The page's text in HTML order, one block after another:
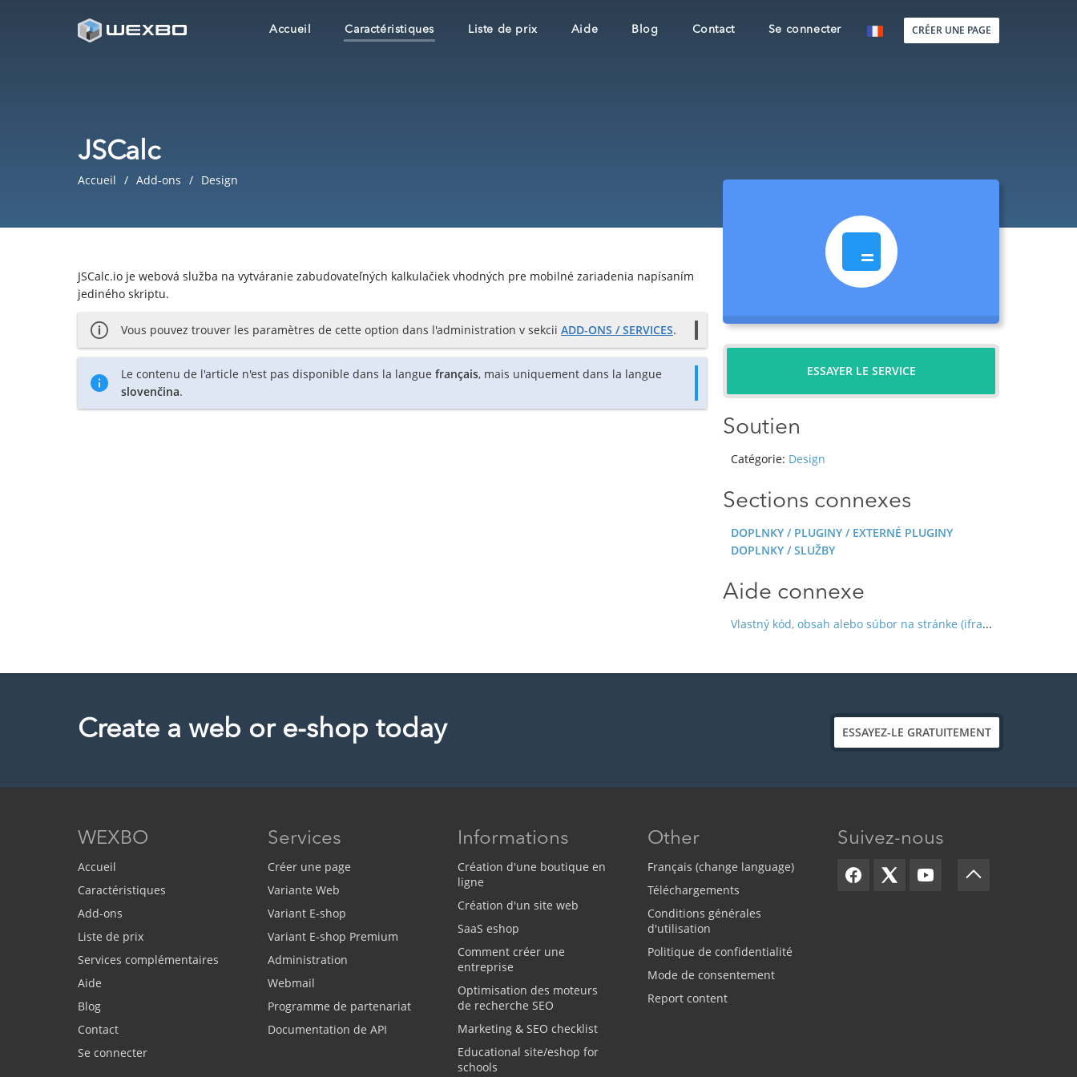
Accueil Caractéristiques Liste de prix Aide Blog Contact Se connecter CRÉER UNE PAGE
JSCalc
Accueil Add-ons Design
JSCalc.io je webová služba na vytváranie zabudovateľných kalkulačiek vhodných pre mobilné zariadenia napísaním
jediného skriptu.
Vous pouvez trouver les paramètres de cette option dans l'administration v sekcii ADD-ONS / SERVICES.
Le contenu de l'article n'est pas disponible dans la langue français, mais uniquement dans la langue
slovenčina.
ESSAYER LE SERVICE
Soutien
Catégorie: Design
Sections connexes
DOPLNKY / PLUGINY / EXTERNÉ PLUGINY
DOPLNKY / SLUŽBY
Aide connexe
Vlastný kód, obsah alebo súbor na stránke (iframe, HTML, JavaScript)
Create a web or e-shop today ESSAYEZ-LE GRATUITEMENT
WEXBO
Accueil
Caractéristiques
Add-ons
Liste de prix
Services complémentaires
Aide
Blog
Contact
Se connecter
Services
Créer une page
Variante Web
Variant E-shop
Variant E-shop Premium
Administration
Webmail
Programme de partenariat
Documentation de API
Informations
Création d'une boutique en
ligne
Création d'un site web
SaaS eshop
Comment créer une
entreprise
Optimisation des moteurs
de recherche SEO
Marketing & SEO checklist
Educational site/eshop for
schools
Other
Français (change language)
Téléchargements
Conditions générales
d'utilisation
Politique de confidentialité
Mode de consentement
Report content
Suivez-nous